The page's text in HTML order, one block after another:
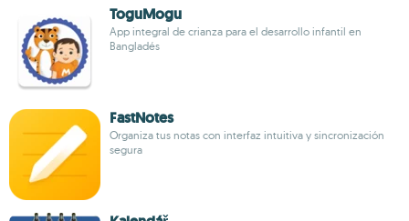
ToguMogu
App integral de crianza para el desarrollo infantil en
Bangladés
FastNotes
Organiza tus notas con interfaz intuitiva y sincronización
segura